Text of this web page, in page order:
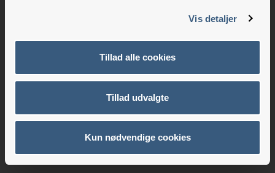
Vis detaljer
Tillad alle cookies
Tillad udvalgte
Kun nødvendige cookies